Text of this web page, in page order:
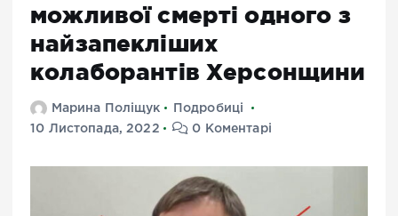
можливої смерті одного з
найзапекліших
колаборантів Херсонщини
Марина Поліщук
Подробиці
10 Листопада, 2022
0 Коментарі